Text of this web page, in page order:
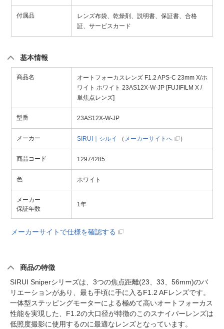
付属品
レンズ布袋、乾燥剤、説明書、保証書、合格
証、サービスカード
基本情報
商品名
オートフォーカスレンズ F1.2 APS-C 23mm X/ホ
ワイト ホワイト 23AS12X-W-JP [FUJIFILM X /
単焦点レンズ]
型番 23AS12X-W-JP
メーカー SIRUI｜シルイ （ メーカーサイトへ ）
商品コード 12974285
色 ホワイト
メーカー
保証年数
1年
メーカーサイトで仕様を確認する
商品の特徴
SIRUI Sniperシリーズは、3つの焦点距離(23、33、56mm)のバ
リエーションがあり、最も手頃に手に入るF1.2 AFレンズです。
一体型ステッピングモーターによる極めて高いオートフォーカス
性能を実現した、F1.2の大口径が特徴のこのスナイパーレンズは
低照度撮影に使用するのに最適なレンズとなっています。